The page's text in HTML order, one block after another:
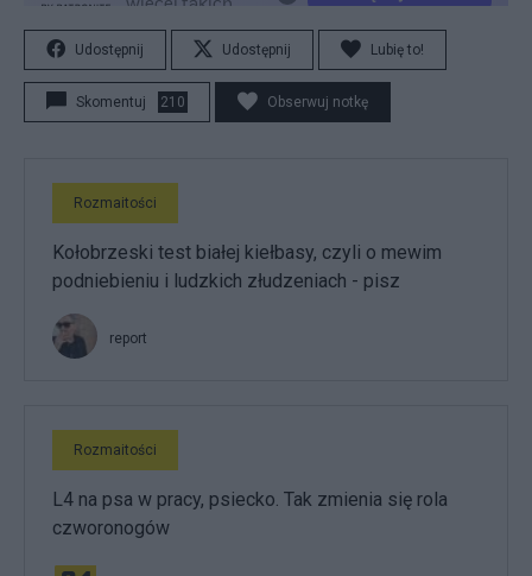
Udostępnij Udostępnij Lubię to!
Skomentuj 210 Obserwuj notkę
Rozmaitości
Kołobrzeski test białej kiełbasy, czyli o mewim
podniebieniu i ludzkich złudzeniach - pisz
report
Rozmaitości
L4 na psa w pracy, psiecko. Tak zmienia się rola
czworonogów